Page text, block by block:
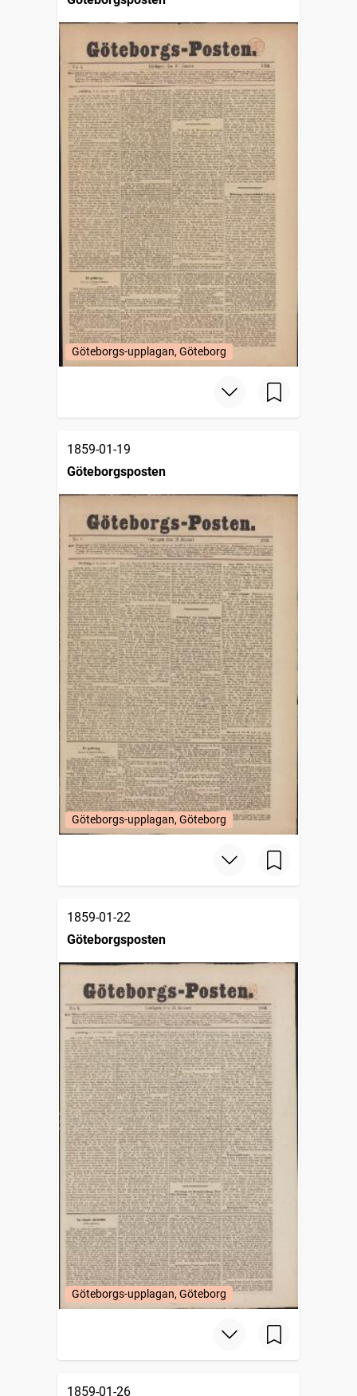
Göteborgs-upplagan, Göteborg
1859-01-19
Göteborgsposten
Göteborgs-upplagan, Göteborg
1859-01-22
Göteborgsposten
Göteborgs-upplagan, Göteborg
1859-01-26